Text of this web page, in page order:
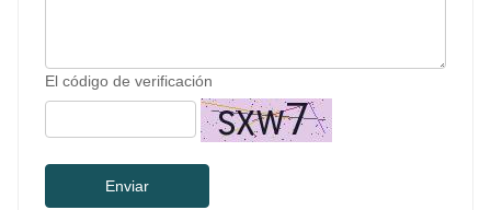
El código de verificación
Enviar